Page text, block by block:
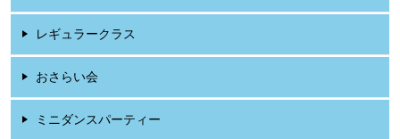
レギュラークラス
おさらい会
ミニダンスパーティー